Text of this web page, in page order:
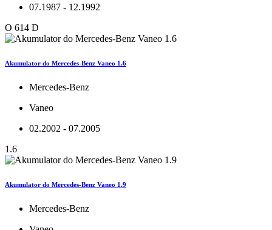
07.1987 - 12.1992
O 614 D
Akumulator do Mercedes-Benz Vaneo 1.6
Mercedes-Benz
Vaneo
02.2002 - 07.2005
1.6
Akumulator do Mercedes-Benz Vaneo 1.9
Mercedes-Benz